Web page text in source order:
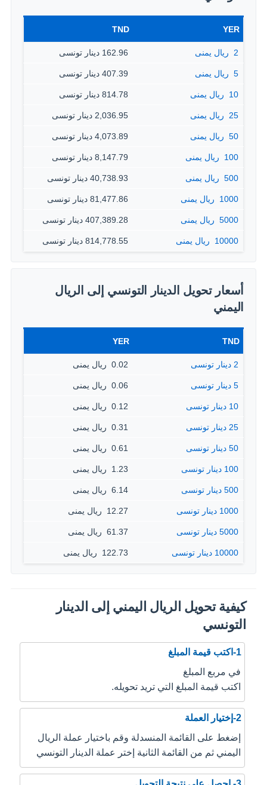
YER
TND
2 ‏ ريال يمنى 162.96 دينار تونسى
5 ‏ ريال يمنى 407.39 دينار تونسى
10 ‏ ريال يمنى 814.78 دينار تونسى
25 ‏ ريال يمنى 2,036.95 دينار تونسى
50 ‏ ريال يمنى 4,073.89 دينار تونسى
100 ‏ ريال يمنى 8,147.79 دينار تونسى
500 ‏ ريال يمنى 40,738.93 دينار تونسى
1000 ‏ ريال يمنى 81,477.86 دينار تونسى
5000 ‏ ريال يمنى 407,389.28 دينار تونسى
10000 ‏ ريال يمنى 814,778.55 دينار تونسى
أسعار تحويل الدينار التونسي إلى الريال
اليمني
TND
YER
2 دينار تونسى 0.02 ‏ ريال يمنى
5 دينار تونسى 0.06 ‏ ريال يمنى
10 دينار تونسى 0.12 ‏ ريال يمنى
25 دينار تونسى 0.31 ‏ ريال يمنى
50 دينار تونسى 0.61 ‏ ريال يمنى
100 دينار تونسى 1.23 ‏ ريال يمنى
500 دينار تونسى 6.14 ‏ ريال يمنى
1000 دينار تونسى 12.27 ‏ ريال يمنى
5000 دينار تونسى 61.37 ‏ ريال يمنى
10000 دينار تونسى 122.73 ‏ ريال يمنى
كيفية تحويل الريال اليمني إلى الدينار
التونسي
1-اكتب قيمة المبلغ
في مربع المبلغ
اكتب قيمة المبلغ التي تريد تحويله.
2-إختيار العملة
إضغط على القائمة المنسدلة وقم باختيار عملة الريال
اليمني ثم من القائمة الثانية إختر عملة الدينار التونسي